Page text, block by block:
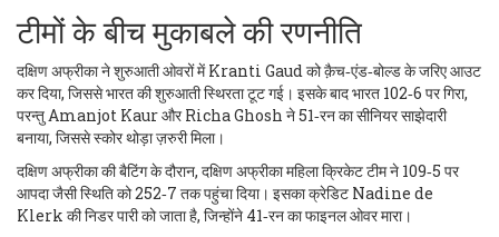
टीमों के बीच मुकाबले की रणनीति
दक्षिण अफ्रीका ने शुरुआती ओवरों मेंKranti Gaudको क़ैच‑एंड‑बोल्ड के जरिए आउट
कर दिया, जिससे भारत की शुरुआती स्थिरता टूट गई। इसके बाद भारत 102‑6 पर गिरा,
परन्तुAmanjot KaurऔरRicha Ghosh ने 51‑रन का सीनियर साझेदारी
बनाया, जिससे स्कोर थोड़ा ज़रुरी मिला।
दक्षिण अफ्रीका की बैटिंग के दौरान, दक्षिण अफ्रीका महिला क्रिकेट टीमने 109‑5 पर
आपदा जैसी स्थिति को 252‑7 तक पहुंचा दिया। इसका क्रेडिट Nadine de
Klerk की निडर पारी को जाता है, जिन्होंने 41‑रन का फाइनल ओवर मारा।